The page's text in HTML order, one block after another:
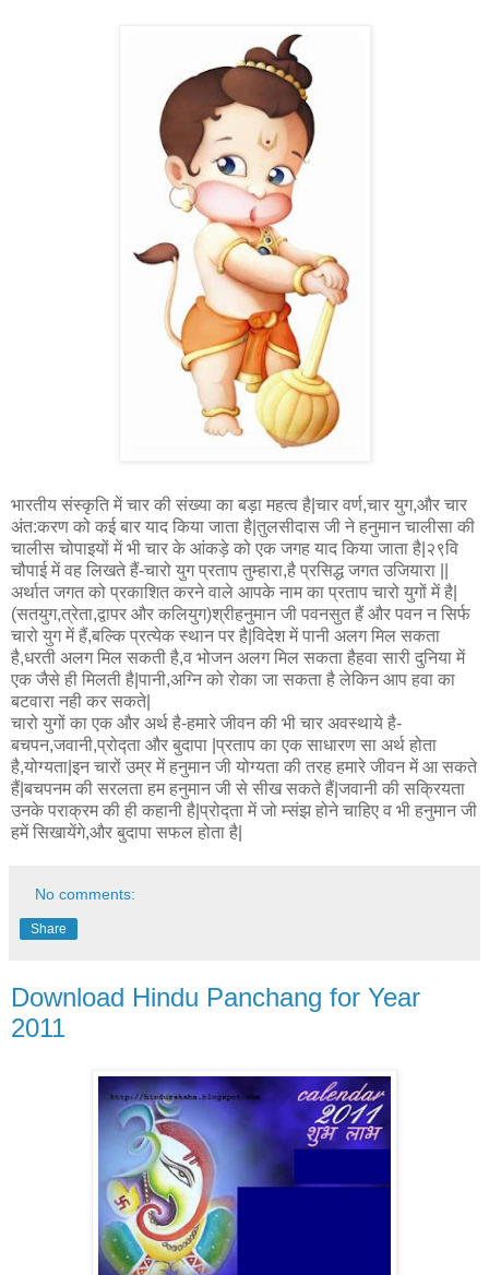
भारतीय संस्कृति में चार की संख्या का बड़ा महत्व है|चार वर्ण,चार युग,और चार
अंत:करण को कई बार याद किया जाता है|तुलसीदास जी ने हनुमान चालीसा की
चालीस चोपाइयों में भी चार के आंकड़े को एक जगह याद किया जाता है|२९वि
चौपाई में वह लिखते हैं-चारो युग प्रताप तुम्हारा,है प्रसिद्ध जगत उजियारा ||
अर्थात जगत को प्रकाशित करने वाले आपके नाम का प्रताप चारो युगों में है|
(सतयुग,त्रेता,द्वापर और कलियुग)श्रीहनुमान जी पवनसुत हैं और पवन न सिर्फ
चारो युग में हैं,बल्कि प्रत्येक स्थान पर है|विदेश में पानी अलग मिल सकता
है,धरती अलग मिल सकती है,व भोजन अलग मिल सकता हैहवा सारी दुनिया में
एक जैसे ही मिलती है|पानी,अग्नि को रोका जा सकता है लेकिन आप हवा का
बटवारा नही कर सकते|
चारो युगों का एक और अर्थ है-हमारे जीवन की भी चार अवस्थाये है-
बचपन,जवानी,प्रोद्ता और बुदापा |प्रताप का एक साधारण सा अर्थ होता
है,योग्यता|इन चारों उम्र में हनुमान जी योग्यता की तरह हमारे जीवन में आ सकते
हैं|बचपनम की सरलता हम हनुमान जी से सीख सकते हैं|जवानी की सक्रियता
उनके पराक्रम की ही कहानी है|प्रोद्ता में जो म्संझ होने चाहिए व भी हनुमान जी
हमें सिखायेंगे,और बुदापा सफल होता है|
No comments:
Share
Download Hindu Panchang for Year
2011